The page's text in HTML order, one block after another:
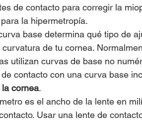
de contacto para corregir la
la hipermetropía.
base determina qué tipo de
de tu cornea.
utilizan curvas de base no
contacto con una curva base
cornea.
es el ancho de la lente en
Usar una lente de